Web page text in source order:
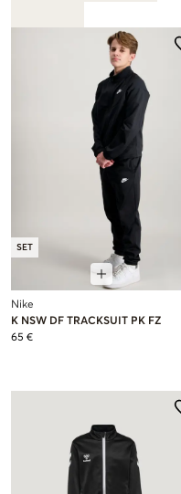
SET
Nike
K NSW DF TRACKSUIT PK FZ
65 €